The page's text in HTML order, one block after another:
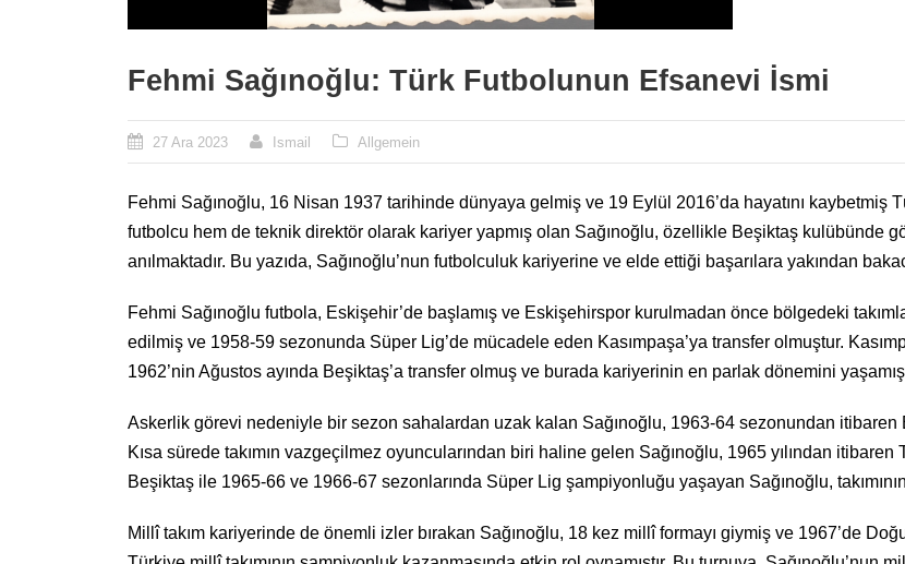
Fehmi Sağınoğlu: Türk Futbolunun Efsanevi İsmi
27 Ara 2023 Ismail Allgemein
Fehmi Sağınoğlu, 16 Nisan 1937 tarihinde dünyaya gelmiş ve 19 Eylül 2016’da hayatını
futbolcu hem de teknik direktör olarak kariyer yapmış olan Sağınoğlu, özellikle Beşiktaş kulübünde
anılmaktadır. Bu yazıda, Sağınoğlu’nun futbolculuk kariyerine ve elde ettiği başarılara yakından
Fehmi Sağınoğlu futbola, Eskişehir’de başlamış ve Eskişehirspor kurulmadan önce bölgedeki
edilmiş ve 1958-59 sezonunda Süper Lig’de mücadele eden Kasımpaşa’ya transfer olmuştur.
1962’nin Ağustos ayında Beşiktaş’a transfer olmuş ve burada kariyerinin en parlak dönemini
Askerlik görevi nedeniyle bir sezon sahalardan uzak kalan Sağınoğlu, 1963-64 sezonundan itibaren
Kısa sürede takımın vazgeçilmez oyuncularından biri haline gelen Sağınoğlu, 1965 yılından itibaren
Beşiktaş ile 1965-66 ve 1966-67 sezonlarında Süper Lig şampiyonluğu yaşayan Sağınoğlu,
Millî takım kariyerinde de önemli izler bırakan Sağınoğlu, 18 kez millî formayı giymiş ve 1967’de